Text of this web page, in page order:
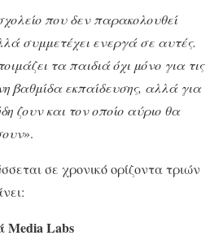
που δεν παρακολουθεί
συμμετέχει ενεργά σε αυτές.
τα παιδιά όχι μόνο για τις
βαθμίδα εκπαίδευσης, αλλά για
ζουν και τον οποίο αύριο θα
».
σε χρονικό ορίζοντα τριών
Media Labs